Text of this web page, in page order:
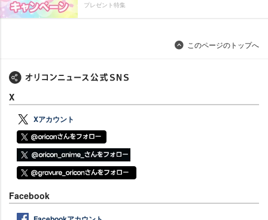
プレゼント特集
このページのトップへ
X
Xアカウント
Facebook